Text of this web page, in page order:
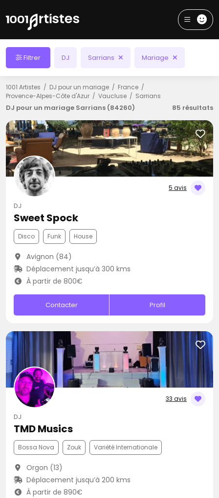
Filtrer DJ Sarrians Mariage
1001 Artistes DJ pour un mariage
France
Provence-Alpes-Côte d'Azur
Vaucluse Sarrians
DJ pour un mariage Sarrians (84260) 85 résultats
5 avis
DJ
Sweet Spock
Disco Funk House
Avignon (84)
Déplacement jusqu’à 300 kms
À partir de 800€
Contacter Profil
33 avis
DJ
TMD Musics
Bossa Nova Zouk Variété Internationale
Orgon (13)
Déplacement jusqu’à 200 kms
À partir de 890€